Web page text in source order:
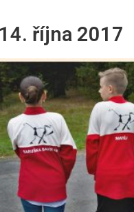
října 2017